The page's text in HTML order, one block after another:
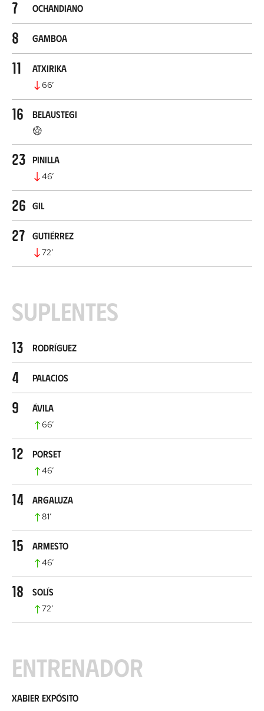
7 Ochandiano
8 Gamboa
11 Atxirika
66’
16 Belaustegi
23 Pinilla
46’
26 Gil
27 Gutiérrez
72’
Suplentes
13 Rodríguez
4 Palacios
9 Ávila
66’
12 Porset
46’
14 Argaluza
81’
15 Armesto
46’
18 Solís
72’
Entrenador
Xabier Expósito